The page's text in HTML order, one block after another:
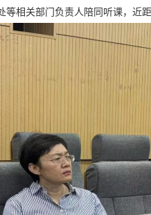
等相关部门负责人陪同听课，近